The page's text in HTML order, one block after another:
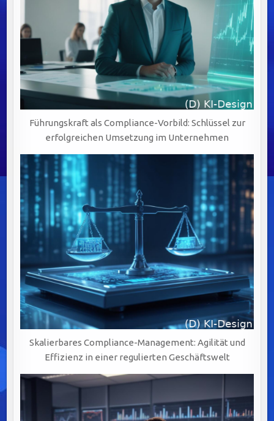
Führungskraft als Compliance-Vorbild: Schlüssel zur
erfolgreichen Umsetzung im Unternehmen
Skalierbares Compliance-Management: Agilität und
Effizienz in einer regulierten Geschäftswelt